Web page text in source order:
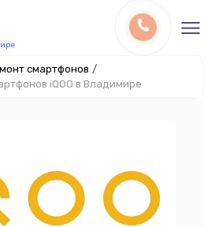
смартфонов /
iQOO в Владимире